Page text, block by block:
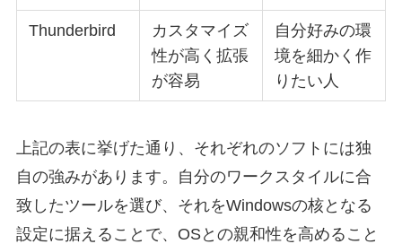
Thunderbird
カスタマイズ
性が高く拡張
が容易
自分好みの環
境を細かく作
りたい人
上記の表に挙げた通り、それぞれのソフトには独
自の強みがあります。自分のワークスタイルに合
致したツールを選び、それをWindowsの核となる
設定に据えることで、OSとの親和性を高めること